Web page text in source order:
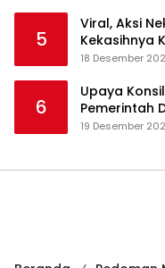
5
Viral, Aksi
Kekasihnya
18 Desember
6
Upaya
Pemerintah
Masyarakat
19 Desember